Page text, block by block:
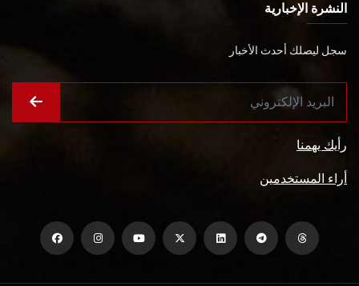
النشرة الإخبارية
سجل ليصلك أحدث الأخبار
رأيك يهمنا
أراء المستخدمين